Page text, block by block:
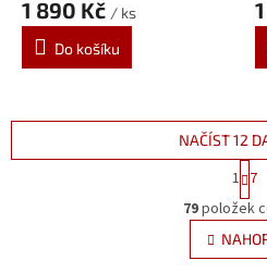
1 890 Kč / ks
Do košíku
O
v
l
á
NAČÍST 12
S
t
r
á
n
k
1 7
79položek